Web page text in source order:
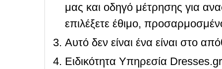
μας και οδηγό μέτρησης για
επιλέξετε έθιμο,
Αυτό δεν είναι ένα είναι στο
Ειδικότητα Υπηρεσία